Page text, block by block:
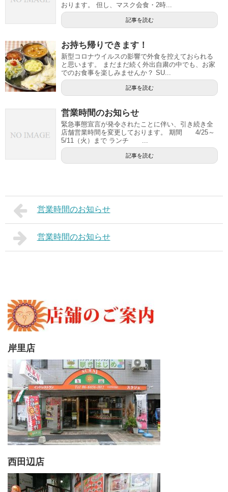
おります。 但し、マスク会食・2時...
記事を読む
お持ち帰りできます！
新型コロナウイルスの影響で外食を控えておられる
と思います。 まだまだ続く外出自粛の中でも、お家
でのお食事を楽しみませんか？ SU...
記事を読む
営業時間のお知らせ
緊急事態宣言が発令されたことに伴い、引き続き全
店舗営業時間を変更しております。 期間 4/25～
5/11（火）まで ランチ ...
記事を読む
営業時間のお知らせ
営業時間のお知らせ
岸里店
西田辺店